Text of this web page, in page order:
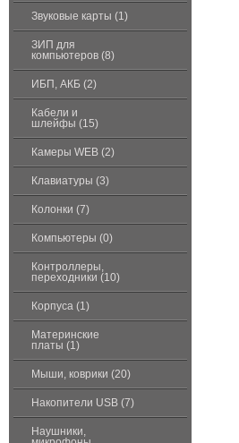
Звуковые карты (1)
ЗИП для
компьютеров (8)
ИБП, АКБ (2)
Кабели и
шлейфы (15)
Камеры WEB (2)
Клавиатуры (3)
Колонки (7)
Компьютеры (0)
Контроллеры,
переходники (10)
Корпуса (1)
Материнские
платы (1)
Мыши, коврики (20)
Накопители USB (7)
Наушники,